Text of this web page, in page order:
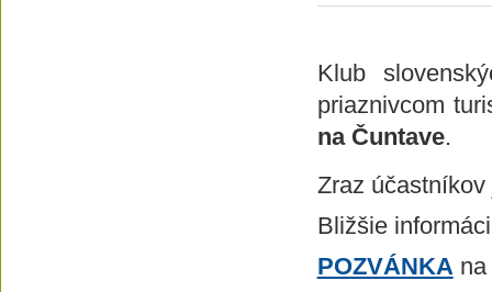
Klub
priaznivcom
na Čuntave.
Zraz účastníkov
Bližšie
POZVÁNKAna